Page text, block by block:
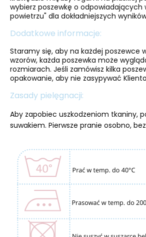
wybierz poszewkę o
powietrzu" dla dokładniejszych
Dodatkowe informacje:
Staramy się, aby na każdej poszewce
wzorów, każda poszewka może
rozmiarach. Jeśli zamówisz kilka
opakowanie, aby nie zasypywać
Zasady pielęgnacji:
Aby zapobiec uszkodzeniom tkaniny,
suwakiem. Pierwsze pranie osobno,